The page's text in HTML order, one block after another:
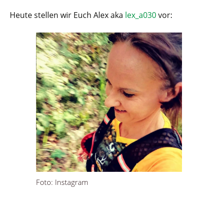
Heute stellen wir Euch Alex aka lex_a030vor:
Foto: Instagram